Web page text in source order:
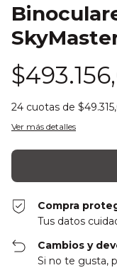
24 cuotas de
Ver más detalles
Compra
Tus datos
Cambios y
Si no te gusta,